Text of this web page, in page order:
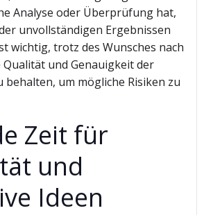
Analyse oder Überprüfung hat,
unvollständigen Ergebnissen
wichtig, trotz des Wunsches nach
Qualität und Genauigkeit der
behalten, um mögliche Risiken zu
Zeit für
und
Ideen